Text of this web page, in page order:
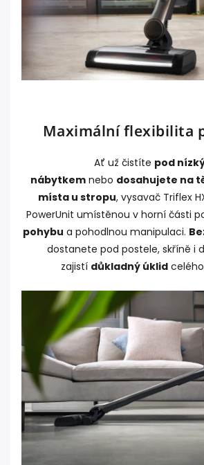
Maximální flexibilita
Ať už čistíte pod
nábytkem nebo dosahujete na
místa u stropu, vysavač Triflex
PowerUnit umístěnou v horní části
pohybu a pohodlnou manipulaci.
dostanete pod postele, skříně i
zajistí důkladný úklid